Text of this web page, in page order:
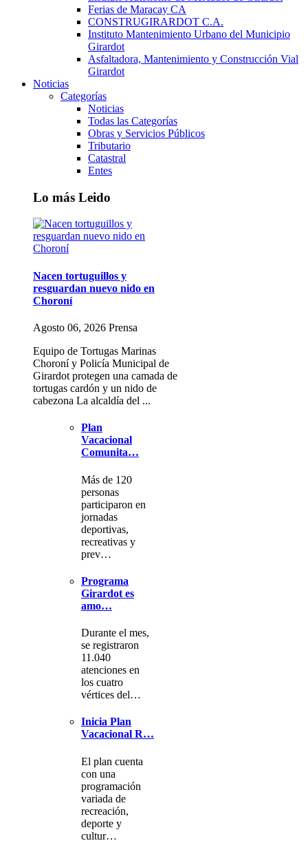
Ferias de Maracay CA
CONSTRUGIRARDOT C.A.
Instituto Mantenimiento Urbano del Municipio
Girardot
Asfaltadora, Mantenimiento y Construcción Vial
Girardot
Noticias
Categorías
Noticias
Todas las Categorías
Obras y Servicios Públicos
Tributario
Catastral
Entes
Lo más Leido
Nacen tortuguillos y
resguardan nuevo nido en
Choroní
Agosto 06, 2026 Prensa
Equipo de Tortugas Marinas
Choroní y Policía Municipal de
Girardot protegen una camada de
tortugas cardón y un nido de
cabezona La alcaldía del ...
Plan
Vacacional
Comunita…
Más de 120
personas
participaron en
jornadas
deportivas,
recreativas y
prev…
Programa
Girardot es
amo…
Durante el mes,
se registraron
11.040
atenciones en
los cuatro
vértices del…
Inicia Plan
Vacacional R…
El plan cuenta
con una
programación
variada de
recreación,
deporte y
cultur…